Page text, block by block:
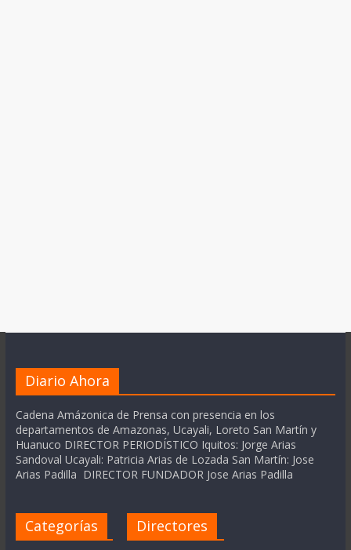
Diario Ahora
Cadena Amázonica de Prensa con presencia en los
departamentos de Amazonas, Ucayali, Loreto San Martín y
Huanuco DIRECTOR PERIODÍSTICO Iquitos: Jorge Arias
Sandoval Ucayali: Patricia Arias de Lozada San Martín: Jose
Arias Padilla DIRECTOR FUNDADOR Jose Arias Padilla
Categorías Directores